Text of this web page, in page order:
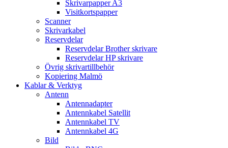
Skrivarpapper A3
Visitkortspapper
Scanner
Skrivarkabel
Reservdelar
Reservdelar Brother skrivare
Reservdelar HP skrivare
Övrig skrivartillbehör
Kopiering Malmö
Kablar & Verktyg
Antenn
Antennadapter
Antennkabel Satellit
Antennkabel TV
Antennkabel 4G
Bild